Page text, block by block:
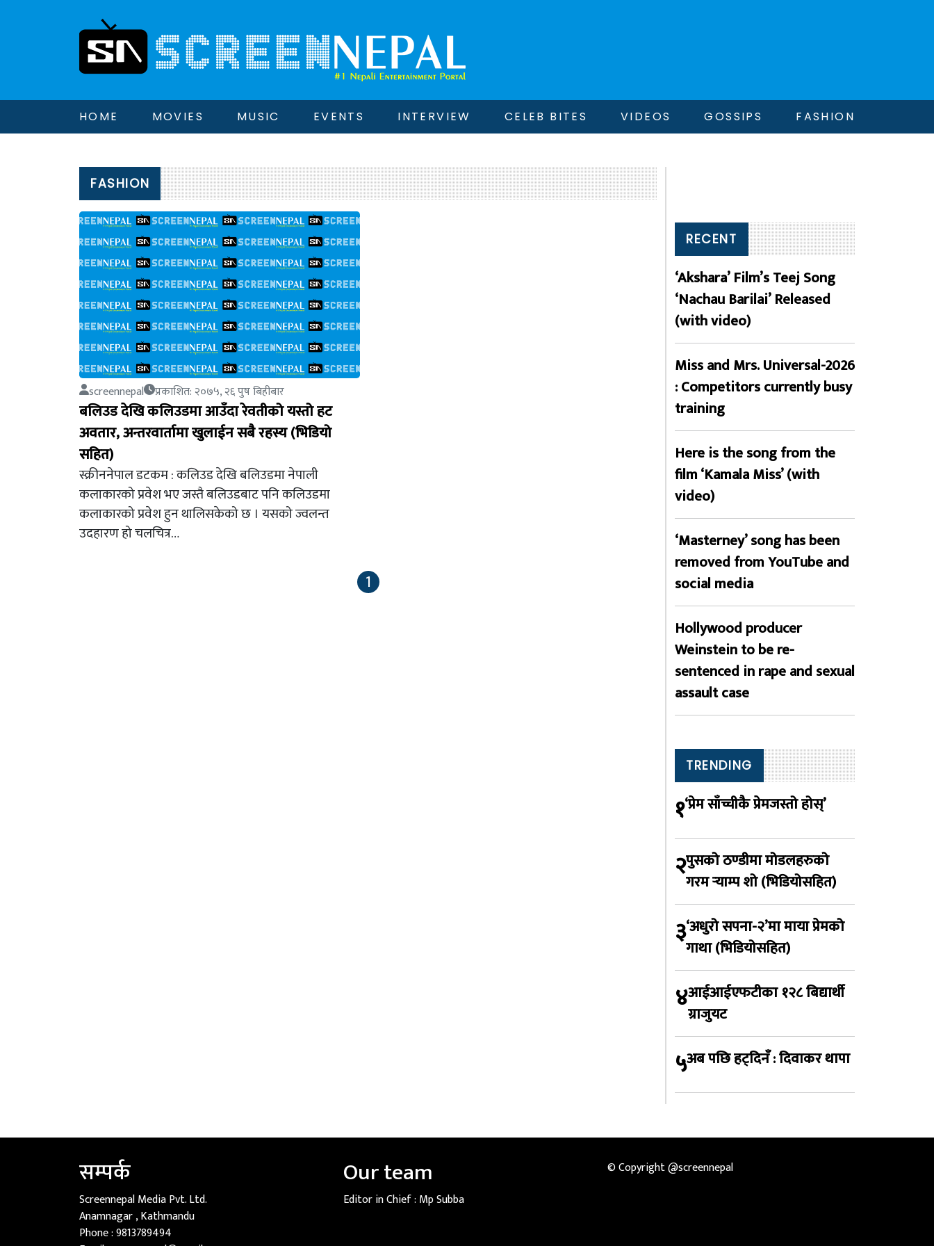
HOME MOVIES MUSIC EVENTS INTERVIEW CELEB BITES VIDEOS GOSSIPS FASHION
FASHION
screennepal प्रकाशित: २०७५, २६ पुष बिहीबार
बलिउड देखि कलिउडमा आउँदा रेवतीको यस्तो हट
अवतार, अन्तरवार्तामा खुलाईन सबै रहस्य (भिडियो
सहित)
स्क्रीननेपाल डटकम : कलिउड देखि बलिउडमा नेपाली
कलाकारको प्रवेश भए जस्तै बलिउडबाट पनि कलिउडमा
कलाकारको प्रवेश हुन थालिसकेको छ । यसको ज्वलन्त
उदहारण हो चलचित्र…
1
RECENT
‘Akshara’ Film’s Teej Song
‘Nachau Barilai’ Released
(with video)
Miss and Mrs. Universal-2026
: Competitors currently busy
training
Here is the song from the
film ‘Kamala Miss’ (with
video)
‘Masterney’ song has been
removed from YouTube and
social media
Hollywood producer
Weinstein to be re-
sentenced in rape and sexual
assault case
TRENDING
१‘प्रेम साँच्चीकै प्रेमजस्तो होस्’
२पुसको ठण्डीमा मोडलहरुको
गरम र्‍याम्प शो (भिडियोसहित)
३‘अधुरो सपना-२’मा माया प्रेमको
गाथा (भिडियोसहित)
४आईआईएफटीका १२८ बिद्यार्थी
ग्राजुयट
५अब पछि हट्दिनँ : दिवाकर थापा
सम्पर्क
Screennepal Media Pvt. Ltd.
Anamnagar , Kathmandu
Phone :9813789494
Our team
Editor in Chief : Mp Subba
© Copyright @screennepal